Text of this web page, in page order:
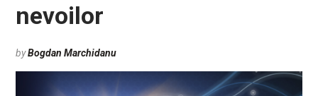
nevoilor
byBogdan Marchidanu